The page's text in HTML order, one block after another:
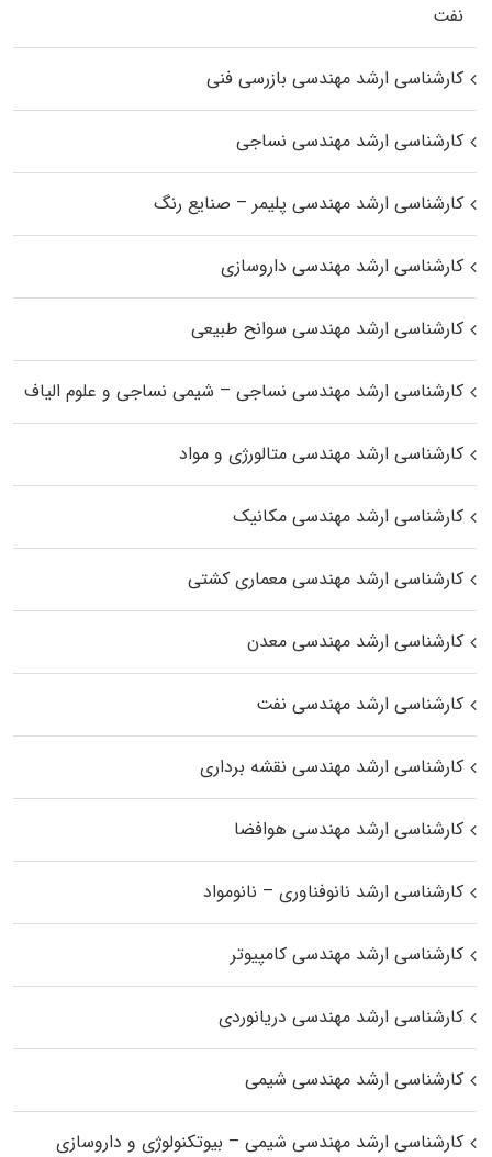
نفت
کارشناسی ارشد مهندسی بازرسی فنی
کارشناسی ارشد مهندسی نساجی
کارشناسی ارشد مهندسی پلیمر – صنایع رنگ
کارشناسی ارشد مهندسی داروسازی
کارشناسی ارشد مهندسی سوانح طبیعی
کارشناسی ارشد مهندسی نساجی – شیمی نساجی و علوم الیاف
کارشناسی ارشد مهندسی متالورژی و مواد
کارشناسی ارشد مهندسی مکانیک
کارشناسی ارشد مهندسی معماری کشتی
کارشناسی ارشد مهندسی معدن
کارشناسی ارشد مهندسی نفت
کارشناسی ارشد مهندسی نقشه برداری
کارشناسی ارشد مهندسی هوافضا
کارشناسی ارشد نانوفناوری – نانومواد
کارشناسی ارشد مهندسی کامپیوتر
کارشناسی ارشد مهندسی دریانوردی
کارشناسی ارشد مهندسی شیمی
کارشناسی ارشد مهندسی شیمی – بیوتکنولوژی و داروسازی